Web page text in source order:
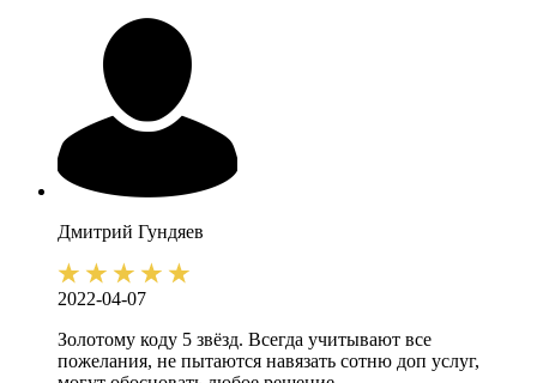
Дмитрий Гундяев
2022-04-07
Золотому коду 5 звёзд. Всегда учитывают все
пожелания, не пытаются навязать сотню доп услуг,